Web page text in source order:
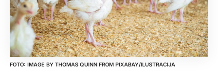
IMAGE BY THOMAS QUINN FROM PIXABAY/ILUSTRACIJA